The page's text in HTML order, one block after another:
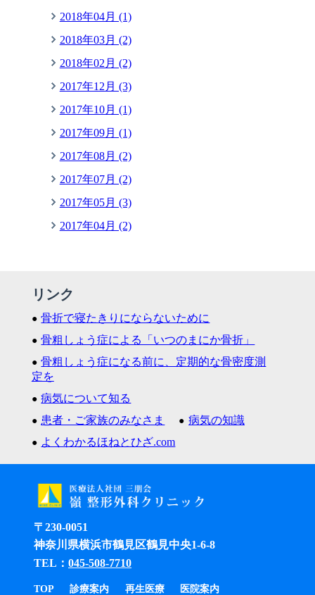
2018年04月 (1)
2018年03月 (2)
2018年02月 (2)
2017年12月 (3)
2017年10月 (1)
2017年09月 (1)
2017年08月 (2)
2017年07月 (2)
2017年05月 (3)
2017年04月 (2)
リンク
骨折で寝たきりにならないために
骨粗しょう症による「いつのまにか骨折」
骨粗しょう症になる前に、定期的な骨密度測
定を
病気について知る
患者・ご家族のみなさま
病気の知識
よくわかるほねとひざ.com
〒230-0051
神奈川県横浜市鶴見区鶴見中央1-6-8
TEL： 045-508-7710
TOP 診療案内 再生医療 医院案内